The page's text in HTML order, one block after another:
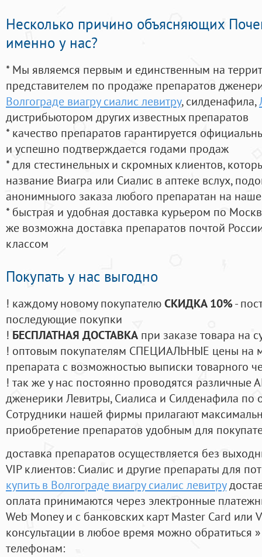
Несколько причино объясняющих
именно у нас?
* Мы являемся первым и единственным на
представителем по продаже препаратов
Волгограде виагру сиалис левитру, силденафила,
дистрибьютором других известных препаратов
* качество препаратов гарантируется
и успешно подтверждается годами продаж
* для стестинельных и скромных клиентов,
название Виагра или Сиалис в аптеке вслух,
анонимныого заказа любого препаратан на
* быстрая и удобная доставка курьером по
же возможна доставка препаратов почтой
классом
Покупать у нас выгодно
! каждому новому покупателюСКИДКА 10%-
последующие покупки
! БЕСПЛАТНАЯ ДОСТАВКА при заказе товара на
! оптовым покупателям СПЕЦИАЛЬНЫЕ цены на
препарата с возможностью выписки товарного
! так же у нас постоянно проводятся
дженерики Левитры, Сиалиса и Силденафила по
Cотрудники нашей фирмы прилагают
приобретение препаратов удобным для
доставка препаратов осуществляется без
VIP клиентов: Сиалис и другие препараты для
купить в Волгограде виагру сиалис левитру
оплата принимаются через электронные
Web Money и с банковских карт Master Card или
консультации в любое время можно обратиться
телефонам: